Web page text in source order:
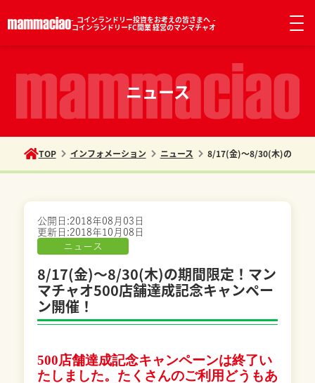
コインランドリー投資をお考えの皆さまへ
コインランドリーFC開業 経営のマンマチャオ
ニュース
TOP インフォメーション ニュース 8/17(金)～8/30(木)の期間
公開日:2018年08月03日
更新日:2018年10月08日
ニュース
8/17(金)～8/30(木)の期間限定！マン
マチャオ500店舗達成記念キャンペー
ン開催！
500店舗達成記念キャンペーンは終了い
たしました。たくさんのご利用どうもあ